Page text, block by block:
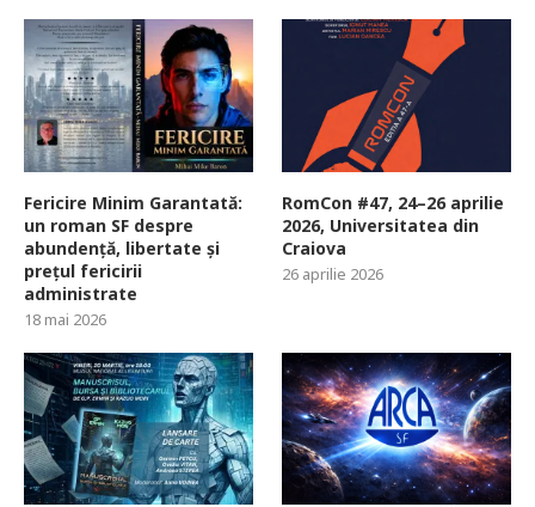
Fericire Minim Garantată:
un roman SF despre
abundență, libertate și
prețul fericirii
administrate
18 mai 2026
RomCon #47, 24–26 aprilie
2026, Universitatea din
Craiova
26 aprilie 2026